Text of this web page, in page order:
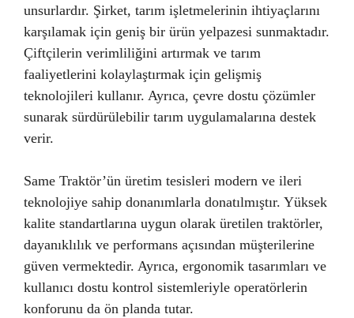
unsurlardır. Şirket, tarım işletmelerinin ihtiyaçlarını
karşılamak için geniş bir ürün yelpazesi sunmaktadır.
Çiftçilerin verimliliğini artırmak ve tarım
faaliyetlerini kolaylaştırmak için gelişmiş
teknolojileri kullanır. Ayrıca, çevre dostu çözümler
sunarak sürdürülebilir tarım uygulamalarına destek
verir.
Same Traktör’ün üretim tesisleri modern ve ileri
teknolojiye sahip donanımlarla donatılmıştır. Yüksek
kalite standartlarına uygun olarak üretilen traktörler,
dayanıklılık ve performans açısından müşterilerine
güven vermektedir. Ayrıca, ergonomik tasarımları ve
kullanıcı dostu kontrol sistemleriyle operatörlerin
konforunu da ön planda tutar.